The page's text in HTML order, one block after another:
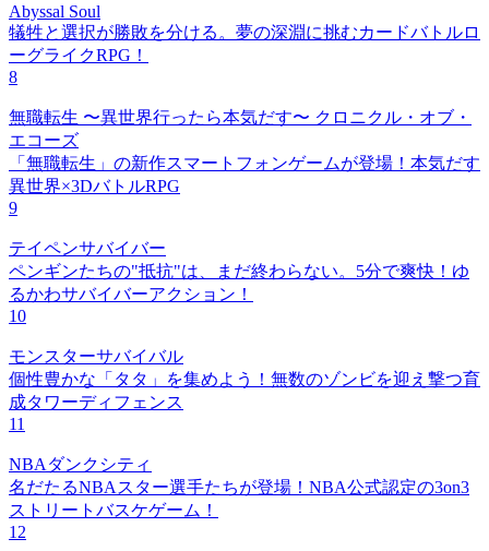
Abyssal Soul
犠牲と選択が勝敗を分ける。夢の深淵に挑むカードバトルロ
ーグライクRPG！
8
無職転生 〜異世界行ったら本気だす〜 クロニクル・オブ・
エコーズ
「無職転生」の新作スマートフォンゲームが登場！本気だす
異世界×3DバトルRPG
9
テイペンサバイバー
ペンギンたちの"抵抗"は、まだ終わらない。5分で爽快！ゆ
るかわサバイバーアクション！
10
モンスターサバイバル
個性豊かな「タタ」を集めよう！無数のゾンビを迎え撃つ育
成タワーディフェンス
11
NBAダンクシティ
名だたるNBAスター選手たちが登場！NBA公式認定の3on3
ストリートバスケゲーム！
12